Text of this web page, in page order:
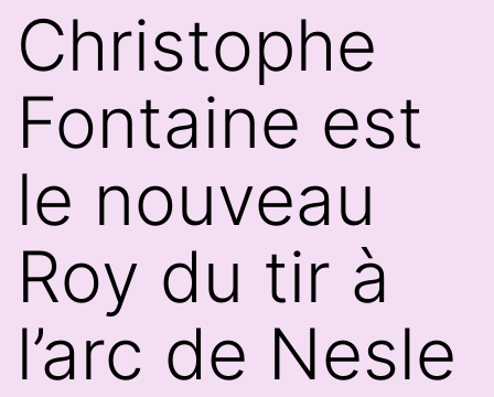
Christophe
Fontaine est
le nouveau
Roy du tir à
l’arc de Nesle